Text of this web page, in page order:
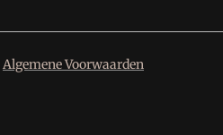
Algemene Voorwaarden